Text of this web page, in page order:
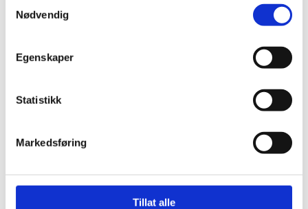
Nødvendig
Egenskaper
Statistikk
Markedsføring
Tillat alle
Spesifikasjoner